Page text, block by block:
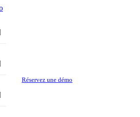
Réservez une démo